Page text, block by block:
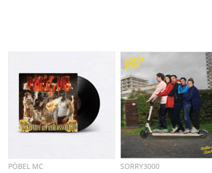
PÖBEL MC SORRY3000